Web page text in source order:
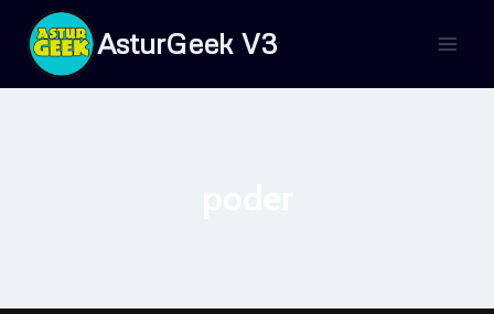
Saltar
contenido
AsturGeek V3